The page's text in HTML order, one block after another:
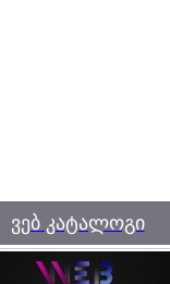
ვებ კატალოგი